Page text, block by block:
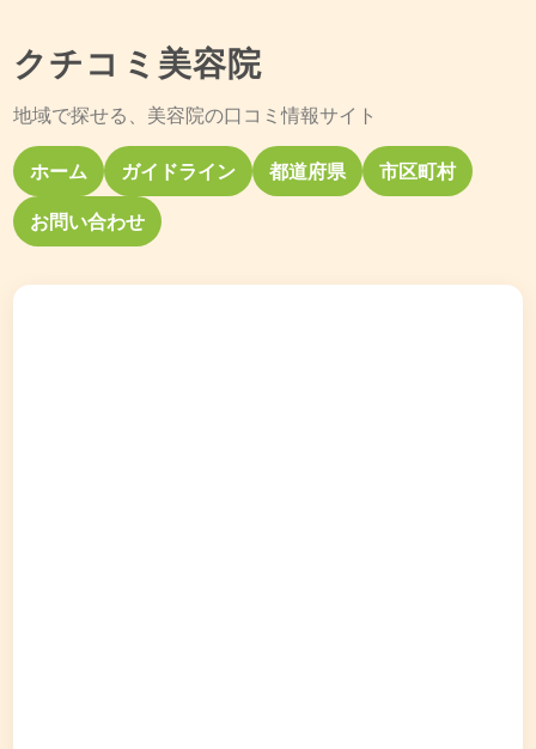
クチコミ美容院
地域で探せる、美容院の口コミ情報サイト
ホーム ガイドライン 都道府県 市区町村
お問い合わせ